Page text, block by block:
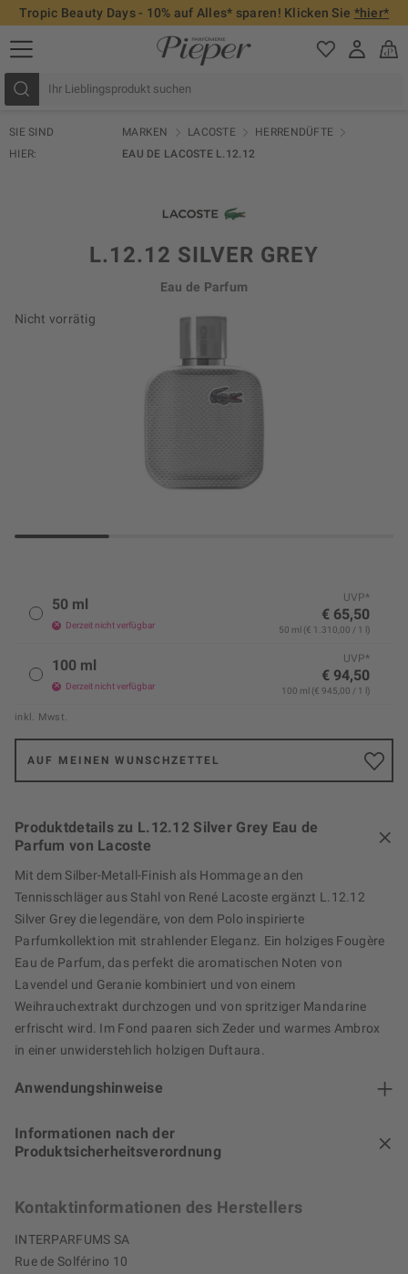
Tropic Beauty Days - 10% auf Alles* sparen! Klicken Sie *hier*
SIE SIND
HIER:
MARKEN LACOSTE
HERRENDÜFTE
EAU DE LACOSTE L.12.12
Nicht vorrätig
L.12.12 SILVER GREY
Eau de Parfum
50 ml
Derzeit nicht verfügbar
UVP*
€ 65,50
50 ml (€ 1.310,00 / 1 l)
100 ml
Derzeit nicht verfügbar
UVP*
€ 94,50
100 ml (€ 945,00 / 1 l)
inkl. Mwst.
AUF MEINEN WUNSCHZETTEL
Produktdetails zu L.12.12 Silver Grey Eau de
Parfum von Lacoste
Mit dem Silber-Metall-Finish als Hommage an den
Tennisschläger aus Stahl von René Lacoste ergänzt L.12.12
Silver Grey die legendäre, von dem Polo inspirierte
Parfumkollektion mit strahlender Eleganz. Ein holziges Fougère
Eau de Parfum, das perfekt die aromatischen Noten von
Lavendel und Geranie kombiniert und von einem
Weihrauchextrakt durchzogen und von spritziger Mandarine
erfrischt wird. Im Fond paaren sich Zeder und warmes Ambrox
in einer unwiderstehlich holzigen Duftaura.
Anwendungshinweise
Informationen nach der
Produktsicherheitsverordnung
Kontaktinformationen des Herstellers
INTERPARFUMS SA
Rue de Solférino 10